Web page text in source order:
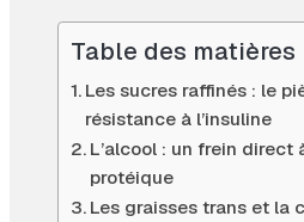
Table des matières
Les sucres raffinés : le
résistance à l’insuline
L’alcool : un frein direct
protéique
Les graisses trans et la